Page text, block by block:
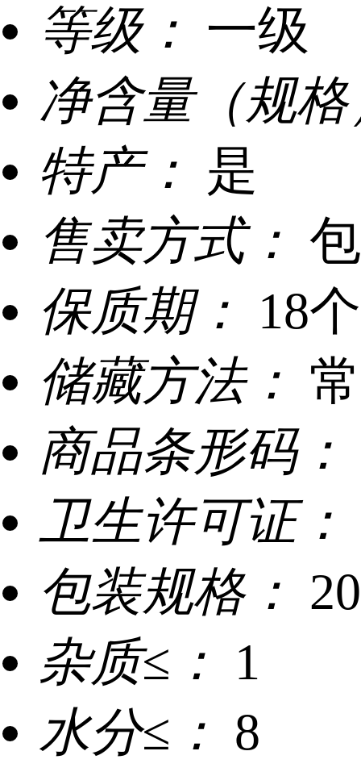
等级： 一级
净含量（规
特产： 是
售卖方式：
保质期： 18
储藏方法：
商品条形码：
卫生许可证：
包装规格：
杂质≤： 1
水分≤： 8